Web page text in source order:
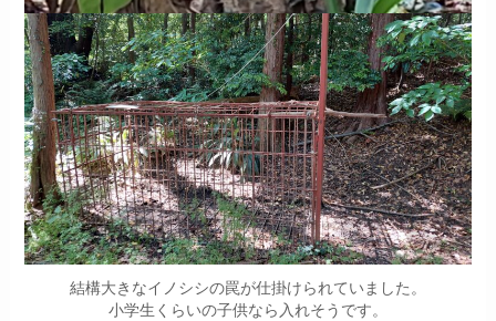
結構大きなイノシシの罠が仕掛けられていました。
小学生くらいの子供なら入れそうです。